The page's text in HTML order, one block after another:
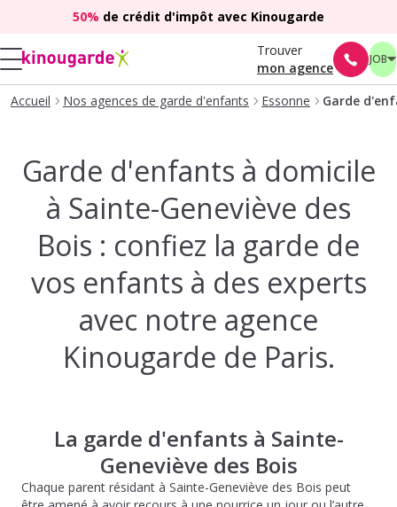
50% de crédit d'impôt avec Kinougarde
Trouver
mon agence
JOB
Accueil Nos agences de garde d'enfants Essonne Garde
Garde d'enfants à domicile
à Sainte-Geneviève des
Bois : confiez la garde de
vos enfants à des experts
avec notre agence
Kinougarde de Paris.
La garde d'enfants à Sainte-
Geneviève des Bois
Chaque parent résidant à Sainte-Geneviève des Bois peut